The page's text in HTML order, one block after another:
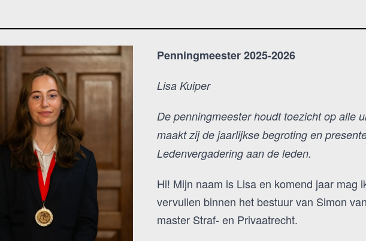
Penningmeester 2025-2026
Lisa Kuiper
De penningmeester houdt toezicht op alle
maakt zij de jaarlijkse begroting en
Ledenvergadering aan de leden.
Hi! Mijn naam is Lisa en komend jaar mag
vervullen binnen het bestuur van Simon
master Straf- en Privaatrecht.